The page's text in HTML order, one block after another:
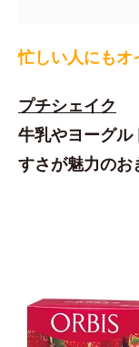
忙しい人にもオ
プチシェイク
牛乳やヨーグル
すさが魅力のお